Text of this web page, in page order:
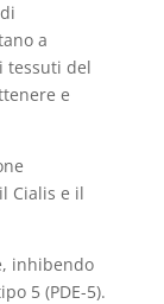
a
tessuti del
e
Cialis e il
inhibendo
5 (PDE-5).